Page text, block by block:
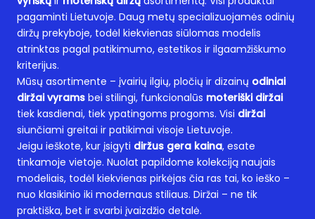
pagaminti Lietuvoje. Daug metų specializuojamės odinių
diržų prekyboje, todėl kiekvienas siūlomas modelis
atrinktas pagal patikimumo, estetikos ir ilgaamžiškumo
kriterijus.
Mūsų asortimente – įvairių ilgių, pločių ir dizainų odiniai
diržai vyrams bei stilingi, funkcionalūs moteriški diržai
tiek kasdienai, tiek ypatingoms progoms. Visi diržai
siunčiami greitai ir patikimai visoje Lietuvoje.
Jeigu ieškote, kur įsigyti diržus gera kaina, esate
tinkamoje vietoje. Nuolat papildome kolekciją naujais
modeliais, todėl kiekvienas pirkėjas čia ras tai, ko ieško –
nuo klasikinio iki modernaus stiliaus. Diržai – ne tik
praktiška, bet ir svarbi įvaizdžio detalė.